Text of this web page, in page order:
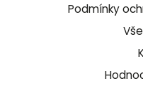
Podmínky